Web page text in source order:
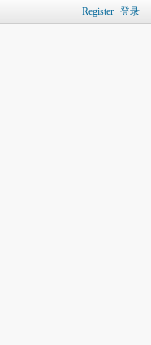
Register 登录